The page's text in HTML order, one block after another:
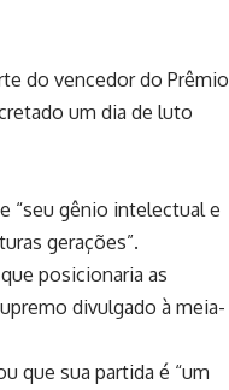
do vencedor do Prêmio
um dia de luto
“seu gênio intelectual e
gerações”.
posicionaria as
divulgado à meia-
que sua partida é “um